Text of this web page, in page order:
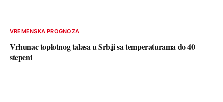
VREMENSKA PROGNOZA
Vrhunac toplotnog talasa u Srbiji sa temperaturama do 40
stepeni